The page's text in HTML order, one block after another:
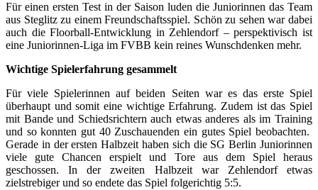
Für einen ersten Test in der Saison luden die Juniorinnen das Team
aus Steglitz zu einem Freundschaftsspiel. Schön zu sehen war dabei
auch die Floorball-Entwicklung in Zehlendorf – perspektivisch ist
eine Juniorinnen-Liga im FVBB kein reines Wunschdenken mehr.
Wichtige Spielerfahrung gesammelt
Für viele Spielerinnen auf beiden Seiten war es das erste Spiel
überhaupt und somit eine wichtige Erfahrung. Zudem ist das Spiel
mit Bande und Schiedsrichtern auch etwas anderes als im Training
und so konnten gut 40 Zuschauenden ein gutes Spiel beobachten.
Gerade in der ersten Halbzeit haben sich die SG Berlin Juniorinnen
viele gute Chancen erspielt und Tore aus dem Spiel heraus
geschossen. In der zweiten Halbzeit war Zehlendorf etwas
zielstrebiger und so endete das Spiel folgerichtig 5:5.